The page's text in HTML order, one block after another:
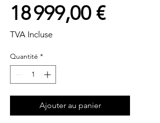
18 999,00 €Prix
TVA Incluse
Quantité *
Ajouter au panier